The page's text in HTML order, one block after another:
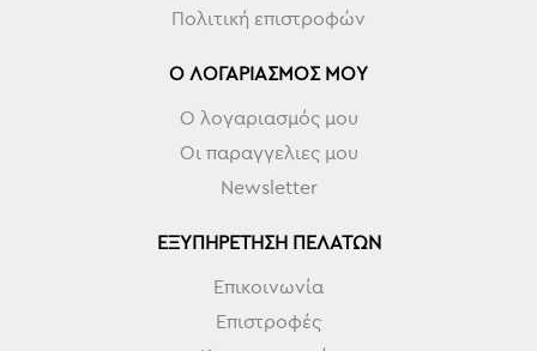
Πολιτική επιστροφών
Ο ΛΟΓΑΡΙΑΣΜΌΣ ΜΟΥ
Ο λογαριασμός μου
Οι παραγγελιες μου
Newsletter
ΕΞΥΠΗΡΈΤΗΣΗ ΠΕΛΑΤΏΝ
Επικοινωνία
Επιστροφές